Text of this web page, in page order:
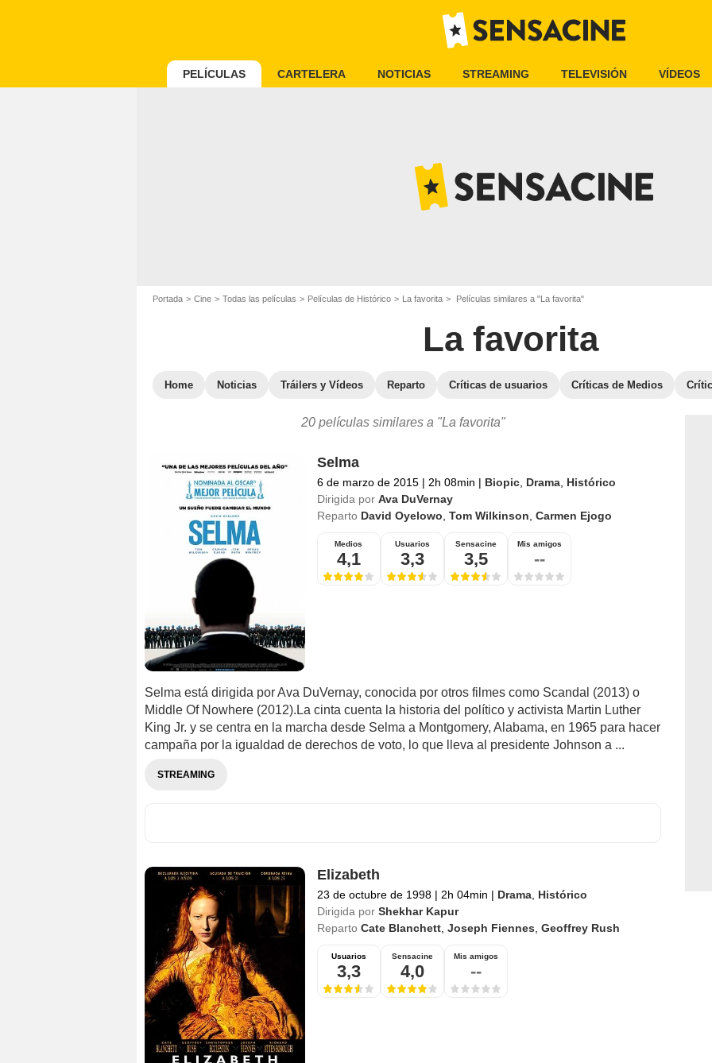
PELÍCULAS CARTELERA NOTICIAS STREAMING TELEVISIÓN VÍDEOS
Portada Cine Todas las películas Películas de Histórico La favorita Películas similares a "La favorita"
La favorita
Home Noticias Tráilers y Vídeos Reparto Críticas de usuarios Críticas de Medios
20 películas similares a "La favorita"
Selma
6 de marzo de 2015 | 2h 08min | Biopic, Drama, Histórico
Dirigida por Ava DuVernay
Reparto David Oyelowo Tom Wilkinson Carmen Ejogo
Medios
4,1
Usuarios
3,3
Sensacine
3,5
Mis amigos
--
Selma está dirigida por Ava DuVernay, conocida por otros filmes como Scandal (2013) o
Middle Of Nowhere (2012).La cinta cuenta la historia del político y activista Martin Luther
King Jr. y se centra en la marcha desde Selma a Montgomery, Alabama, en 1965 para hacer
campaña por la igualdad de derechos de voto, lo que lleva al presidente Johnson a ...
STREAMING
Elizabeth
23 de octubre de 1998 | 2h 04min | Drama, Histórico
Dirigida por Shekhar Kapur
Reparto Cate Blanchett, Joseph Fiennes Geoffrey Rush
Usuarios
3,3
Sensacine
4,0
Mis amigos
--